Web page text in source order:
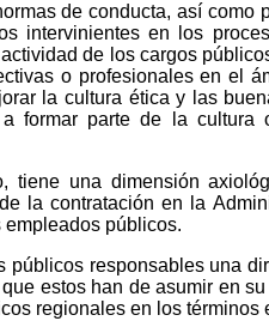
de conducta, así como
intervinientes en los
de los cargos
o profesionales en el
la cultura ética y las
formar parte de la cultura
tiene una dimensión
la contratación en la
públicos.
públicos responsables una
estos han de asumir en
regionales en los términos